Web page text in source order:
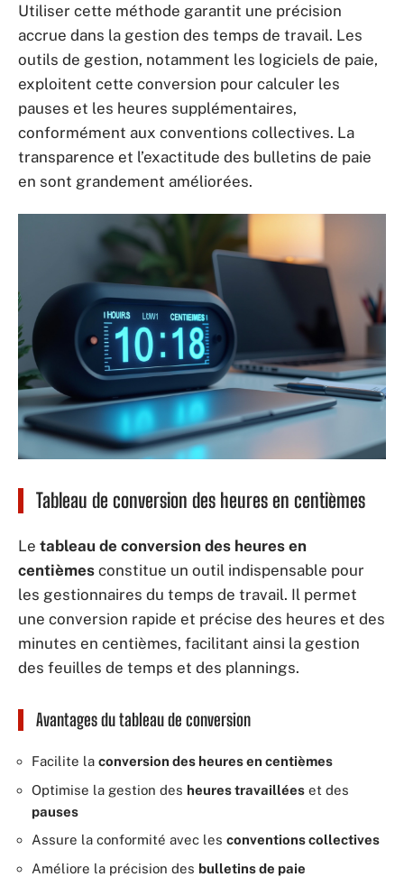
Utiliser cette méthode garantit une précision
accrue dans la gestion des temps de travail. Les
outils de gestion, notamment les logiciels de paie,
exploitent cette conversion pour calculer les
pauses et les heures supplémentaires,
conformément aux conventions collectives. La
transparence et l’exactitude des bulletins de paie
en sont grandement améliorées.
Tableau de conversion des heures en centièmes
Le tableau de conversion des heures en
centièmes constitue un outil indispensable pour
les gestionnaires du temps de travail. Il permet
une conversion rapide et précise des heures et des
minutes en centièmes, facilitant ainsi la gestion
des feuilles de temps et des plannings.
Avantages du tableau de conversion
Facilite la conversion des heures en centièmes
Optimise la gestion des heures travaillées et des
pauses
Assure la conformité avec les conventions collectives
Améliore la précision des bulletins de paie